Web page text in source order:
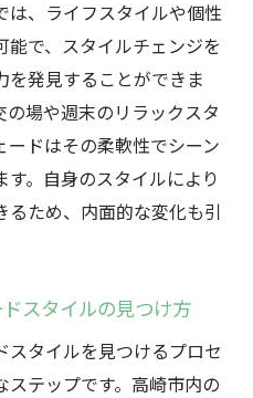
は、ライフスタイルや個性
で、スタイルチェンジを
発見することができま
場や週末のリラックスタ
ドはその柔軟性でシーン
。自身のスタイルにより
ため、内面的な変化も引
スタイルの見つけ方
スタイルを見つけるプロセ
テップです。高崎市内の